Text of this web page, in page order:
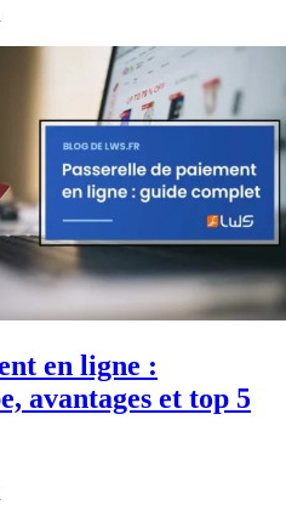
en ligne :
avantages et top 5